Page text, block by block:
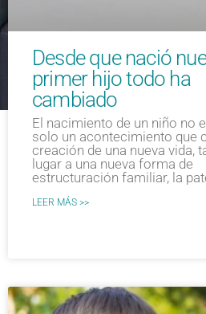
Desde que nació
primer hijo todo ha
cambiado
El nacimiento de un niño no
solo un acontecimiento que
creación de una nueva vida,
lugar a una nueva forma de
estructuración familiar, la
LEER MÁS >>